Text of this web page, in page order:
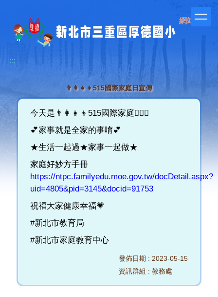
容
網站管理
:::
👨‍👩‍👧‍👦515國際家庭日宣傳
發佈日期 : 2023-05-15
資訊群組 :教務處
今天是👨‍👩‍👧‍👦515國際家庭👩‍❤️‍👨
💕家事就是全家的事唷💕
★生活一起過★家事一起做★
家庭好妙方手冊
https://ntpc.familyedu.moe.gov.tw/docDetail.aspx?
uid=4805&pid=3145&docid=91753
祝福大家健康幸福💗
#新北市教育局
#新北市家庭教育中心